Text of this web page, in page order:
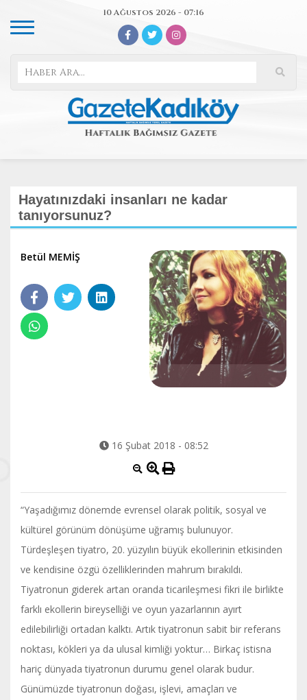
10 Ağustos 2026 - 07:16
Hayatınızdaki insanları ne kadar
tanıyorsunuz?
Betül MEMİŞ
16 Şubat 2018 - 08:52
“Yaşadığımız dönemde evrensel olarak politik, sosyal ve
kültürel görünüm dönüşüme uğramış bulunuyor.
Türdeşleşen tiyatro, 20. yüzyılın büyük ekollerinin etkisinden
ve kendisine özgü özelliklerinden mahrum bırakıldı.
Tiyatronun giderek artan oranda ticarileşmesi fikri ile birlikte
farklı ekollerin bireyselliği ve oyun yazarlarının ayırt
edilebilirliği ortadan kalktı. Artık tiyatronun sabit bir referans
noktası, kökleri ya da ulusal kimliği yoktur… Birkaç istisna
hariç dünyada tiyatronun durumu genel olarak budur.
Günümüzde tiyatronun doğası, işlevi, amaçları ve